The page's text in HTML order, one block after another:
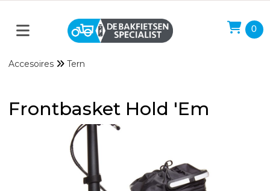
0
Accesoires Tern
Frontbasket Hold 'Em